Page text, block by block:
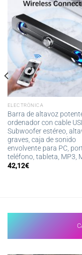
ELECTRÓNICA
Barra de altavoz
ordenador con cable
Subwoofer estéreo,
graves, caja de sonido
envolvente para PC,
teléfono, tableta, MP3,
42,12€